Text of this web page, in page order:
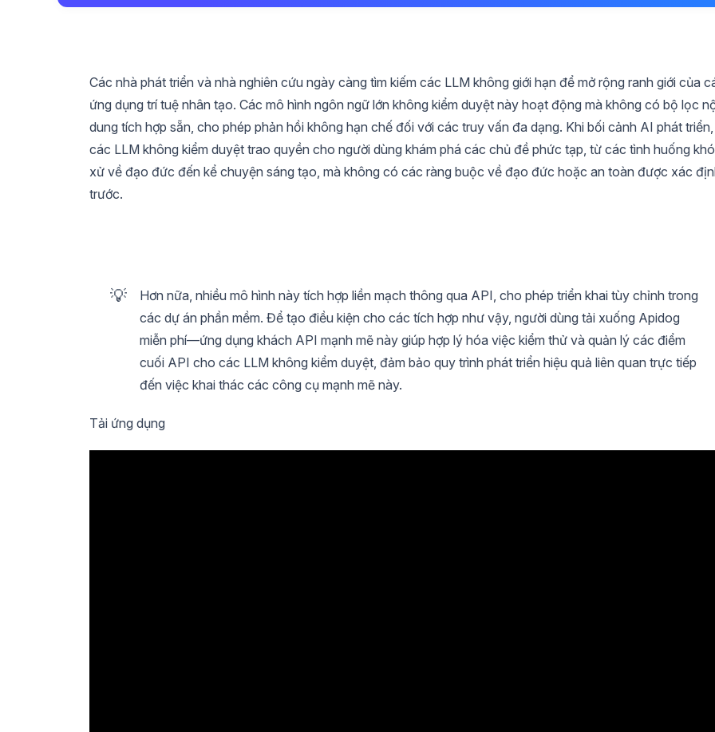
Các nhà phát triển và nhà nghiên cứu ngày càng tìm kiếm các LLM không giới hạn để mở rộng ranh giới của
ứng dụng trí tuệ nhân tạo. Các mô hình ngôn ngữ lớn không kiểm duyệt này hoạt động mà không có bộ lọc
dung tích hợp sẵn, cho phép phản hồi không hạn chế đối với các truy vấn đa dạng. Khi bối cảnh AI phát triển,
các LLM không kiểm duyệt trao quyền cho người dùng khám phá các chủ đề phức tạp, từ các tình huống khó
xử về đạo đức đến kể chuyện sáng tạo, mà không có các ràng buộc về đạo đức hoặc an toàn được xác
trước.
💡
Hơn nữa, nhiều mô hình này tích hợp liền mạch thông qua API, cho phép triển khai tùy chỉnh trong
các dự án phần mềm. Để tạo điều kiện cho các tích hợp như vậy, người dùng tải xuống Apidog
miễn phí—ứng dụng khách API mạnh mẽ này giúp hợp lý hóa việc kiểm thử và quản lý các điểm
cuối API cho các LLM không kiểm duyệt, đảm bảo quy trình phát triển hiệu quả liên quan trực tiếp
đến việc khai thác các công cụ mạnh mẽ này.
Tải ứng dụng